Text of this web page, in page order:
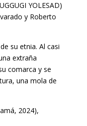
YOLESAD)
y Roberto
su etnia. Al casi
extraña
comarca y se
una mola de
2024),